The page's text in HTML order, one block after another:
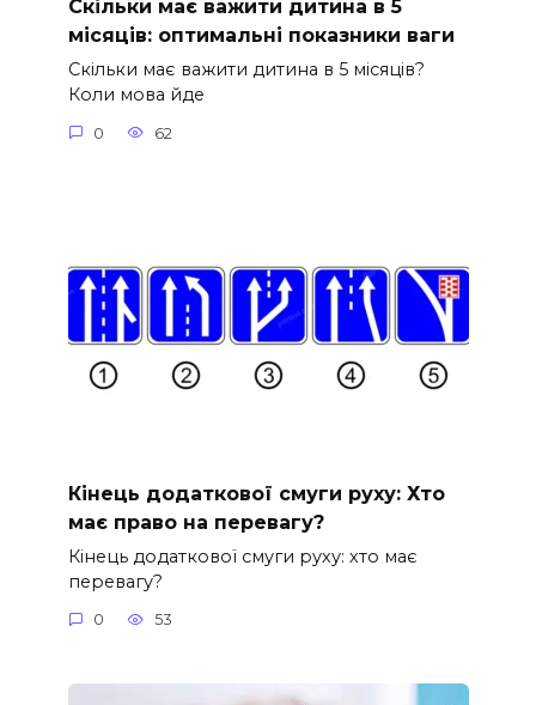
Скільки має важити дитина в 5
місяців: оптимальні показники ваги
Скільки має важити дитина в 5 місяців?
Коли мова йде
0 62
Кінець додаткової смуги руху: Хто
має право на перевагу?
Кінець додаткової смуги руху: хто має
перевагу?
0 53